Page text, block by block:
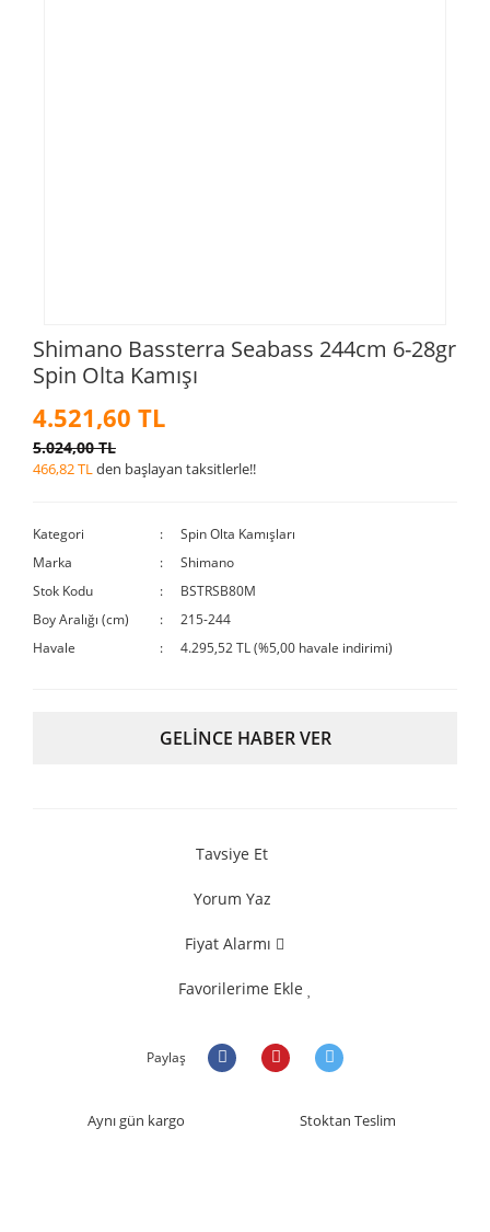
Shimano Bassterra Seabass 244cm 6-28gr
Spin Olta Kamışı
4.521,60 TL
5.024,00 TL
466,82 TLden başlayan taksitlerle!!
Kategori
Spin Olta Kamışları
Marka
Shimano
Stok Kodu
BSTRSB80M
Boy Aralığı (cm)
215-244
Havale
4.295,52 TL (%5,00 havale indirimi)
GELİNCE HABER VER
Tavsiye Et
Yorum Yaz
Fiyat Alarmı
Favorilerime Ekle
Paylaş
Aynı gün kargo Stoktan Teslim